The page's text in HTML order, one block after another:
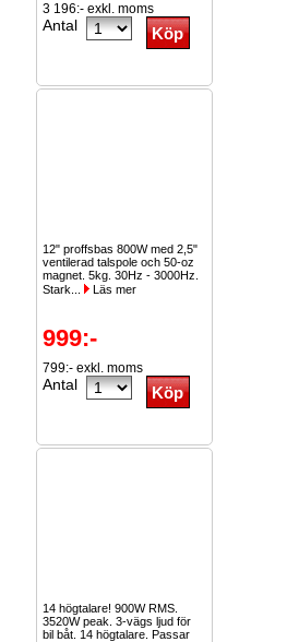
3 196:- exkl. moms
Antal
12" proffsbas 800W med 2,5"
ventilerad talspole och 50-oz
magnet. 5kg. 30Hz - 3000Hz.
Stark...
Läs mer
999:-
799:- exkl. moms
Antal
14 högtalare! 900W RMS.
3520W peak. 3-vägs ljud för
bil båt. 14 högtalare. Passar